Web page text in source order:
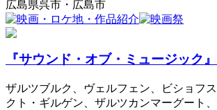
広島県呉市・広島市
『サウンド・オブ・ミュージック』
ザルツブルク、ヴェルフェン、ビショフ
クト・ギルゲン、ザルツカンマーグート